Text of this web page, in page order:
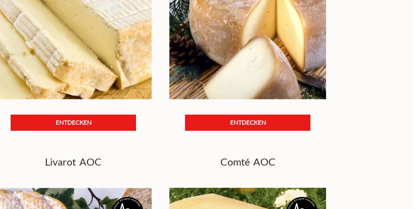
ENTDECKEN ENTDECKEN
Livarot AOC Comté AOC